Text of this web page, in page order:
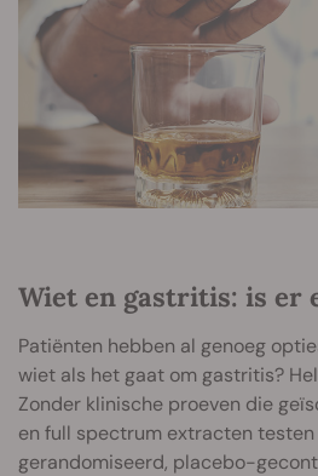
Wiet en gastritis: is er
Patiënten hebben al genoeg
wiet als het gaat om gastritis?
Zonder klinische proeven die
en full spectrum extracten testen
gerandomiseerd, placebo-